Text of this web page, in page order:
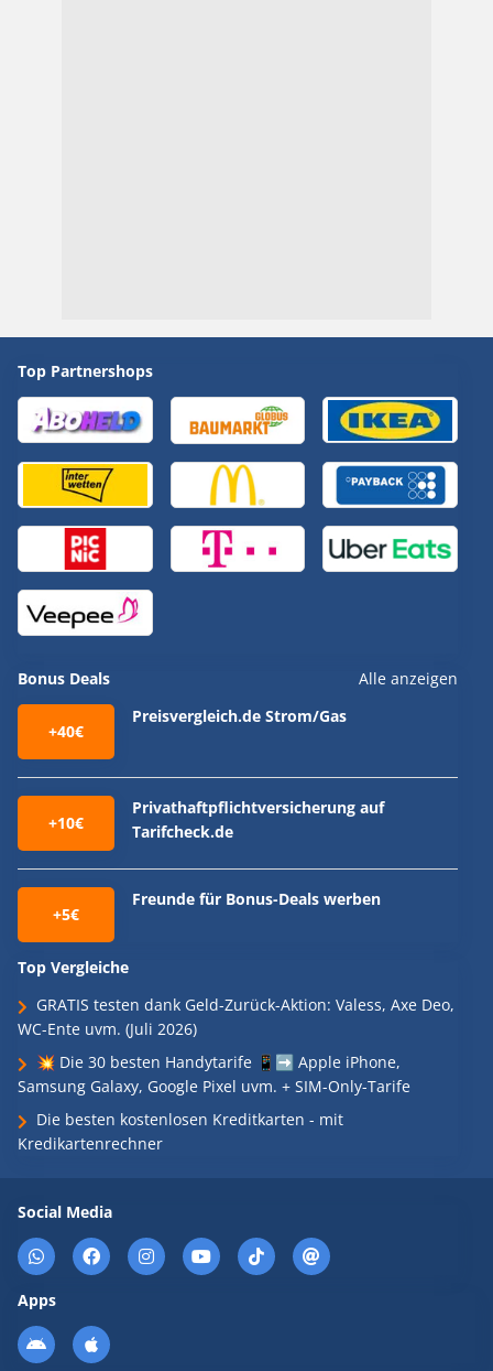
Top Partnershops
Bonus Deals Alle anzeigen
+40€
Preisvergleich.de Strom/Gas
+10€
Privathaftpflichtversicherung auf
Tarifcheck.de
+5€
Freunde für Bonus-Deals werben
Top Vergleiche
GRATIS testen dank Geld-Zurück-Aktion: Valess, Axe Deo,
WC-Ente uvm. (Juli 2026)
💥 Die 30 besten Handytarife 📱➡️ Apple iPhone,
Samsung Galaxy, Google Pixel uvm. + SIM-Only-Tarife
Die besten kostenlosen Kreditkarten - mit
Kredikartenrechner
Social Media
Apps